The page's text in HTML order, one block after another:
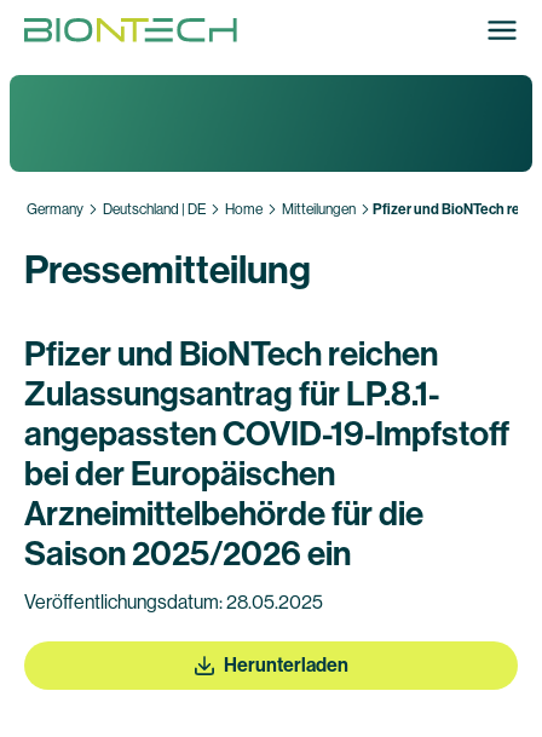
Germany Deutschland | DE Home Mitteilungen Pfizer und BioNTech
Pressemitteilung
Pfizer und BioNTech reichen
Zulassungsantrag für LP.8.1-
angepassten COVID-19-Impfstoff
bei der Europäischen
Arzneimittelbehörde für die
Saison 2025/2026 ein
Veröffentlichungsdatum: 28.05.2025
Herunterladen